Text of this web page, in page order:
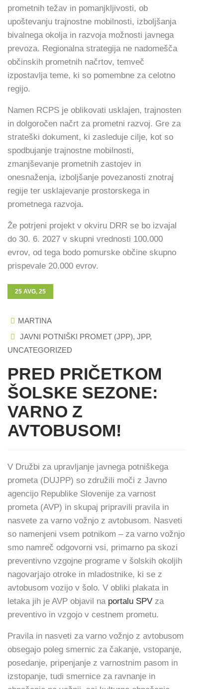
prometnih težav in pomanjkljivosti, ob
upoštevanju trajnostne mobilnosti, izboljšanja
bivalnega okolja in razvoja možnosti javnega
prevoza. Regionalna strategija ne nadomešča
občinskih prometnih načrtov, temveč
izpostavlja teme, ki so pomembne za celotno
regijo.
Namen RCPS je oblikovati usklajen, trajnosten
in dolgoročen načrt za prometni razvoj. Gre za
strateški dokument, ki zasleduje cilje, kot so
spodbujanje trajnostne mobilnosti,
zmanjševanje prometnih zastojev in
onesnaženja, izboljšanje povezanosti znotraj
regije ter usklajevanje prostorskega in
prometnega razvoja.
Že potrjeni projekt v okviru DRR se bo izvajal
do 30. 6. 2027 v skupni vrednosti 100.000
evrov, od tega bodo pomurske občine skupno
prispevale 20.000 evrov.
25 AVG, 25
MARTINA
JAVNI POTNIŠKI PROMET (JPP), JPP,
UNCATEGORIZED
PRED PRIČETKOM
ŠOLSKE SEZONE:
VARNO Z
AVTOBUSOM!
V Družbi za upravljanje javnega potniškega
prometa (DUJPP) so združili moči z Javno
agencijo Republike Slovenije za varnost
prometa (AVP) in skupaj pripravili pravila in
nasvete za varno vožnjo z avtobusom. Nasveti
so namenjeni vsem potnikom – za varno vožnjo
smo namreč odgovorni vsi, primarno pa skozi
preventivno vzgojne programe v šolskih okoljih
nagovarjajo otroke in mladostnike, ki se z
avtobusom vozijo v šolo. V obliki plakata in
letaka jih je AVP objavil na portalu SPV za
preventivo in vzgojo v cestnem prometu.
Pravila in nasveti za varno vožnjo z avtobusom
obsegajo poleg smernic za čakanje, vstopanje,
posedanje, pripenjanje z varnostnim pasom in
izstopanje, tudi smernice za ravnanje in